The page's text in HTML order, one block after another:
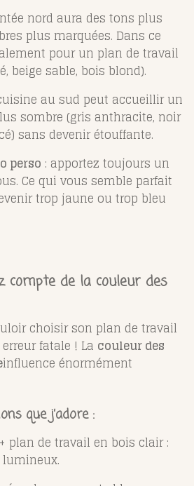
nord aura des tons plus
plus marquées. Dans ce
pour un plan de travail
beige sable, bois blond).
au sud peut accueillir un
sombre (gris anthracite, noir
sans devenir étouffante.
perso : apportez toujours un
Ce qui vous semble parfait
trop jaune ou trop bleu
compte de la couleur des
choisir son plan de travail
fatale ! La couleur des
influence énormément
que j’adore :
plan de travail en bois clair :